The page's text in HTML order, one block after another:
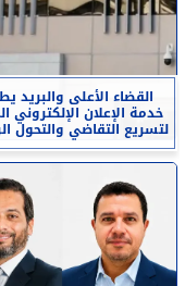
القضاء الأعلى والبريد
خدمة الإعلان الإلكتروني
لتسريع التقاضي والتحول